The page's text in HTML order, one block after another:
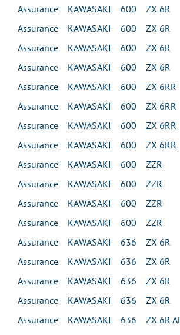
Assurance KAWASAKI 600 ZX 6R
Assurance KAWASAKI 600 ZX 6R
Assurance KAWASAKI 600 ZX 6R
Assurance KAWASAKI 600 ZX 6R
Assurance KAWASAKI 600 ZX 6RR
Assurance KAWASAKI 600 ZX 6RR
Assurance KAWASAKI 600 ZX 6RR
Assurance KAWASAKI 600 ZX 6RR
Assurance KAWASAKI 600 ZZR
Assurance KAWASAKI 600 ZZR
Assurance KAWASAKI 600 ZZR
Assurance KAWASAKI 600 ZZR
Assurance KAWASAKI 636 ZX 6R
Assurance KAWASAKI 636 ZX 6R
Assurance KAWASAKI 636 ZX 6R
Assurance KAWASAKI 636 ZX 6R
Assurance KAWASAKI 636 ZX 6R